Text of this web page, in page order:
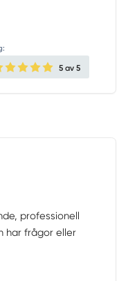
5 av 5
professionell
har frågor eller